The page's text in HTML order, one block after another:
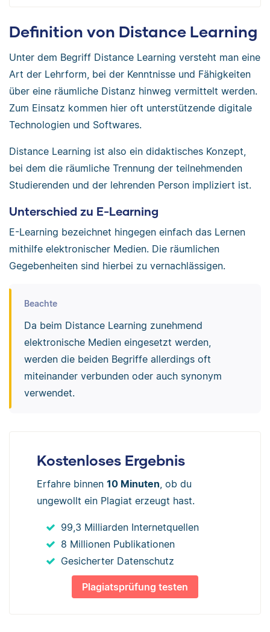
Definition von Distance Learning
Unter dem Begriff Distance Learning versteht man eine
Art der Lehrform, bei der Kenntnisse und Fähigkeiten
über eine räumliche Distanz hinweg vermittelt werden.
Zum Einsatz kommen hier oft unterstützende digitale
Technologien und Softwares.
Distance Learning ist also ein didaktisches Konzept,
bei dem die räumliche Trennung der teilnehmenden
Studierenden und der lehrenden Person impliziert ist.
Unterschied zu E-Learning
E-Learning bezeichnet hingegen einfach das Lernen
mithilfe elektronischer Medien. Die räumlichen
Gegebenheiten sind hierbei zu vernachlässigen.
Beachte
Da beim Distance Learning zunehmend
elektronische Medien eingesetzt werden,
werden die beiden Begriffe allerdings oft
miteinander verbunden oder auch synonym
verwendet.
Kostenloses Ergebnis
Erfahre binnen 10 Minuten, ob du
ungewollt ein Plagiat erzeugt hast.
99,3 Milliarden Internetquellen
8 Millionen Publikationen
Gesicherter Datenschutz
Plagiatsprüfung testen